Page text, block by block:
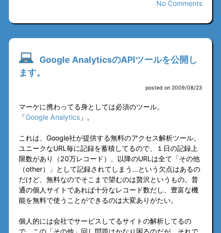
No Comments
Google AnalyticsのAPIツールを公開し
ます。
posted on 2009/08/23
マーケに携わってる身としては必須のツール。
「Google Analytics」。
これは、Google社が提供する無料のアクセス解析ツール。
ユニークなURL毎に記録を蓄積してるので、１日の記録上
限数があり（20万レコード）、以降のURLは全て「その他
（other）」として記録されてしまう…という欠点はあるの
だけど、無料なのでそこまで望むのは贅沢というもの。普
通の個人サイトであれば十分なレコード数だし、豊富な機
能を無料で使うことができるのは大変ありがたい。
個人的には会社でサービスしてるサイトの解析してるの
で、この「その他」回し問題はかなり困るのだが、それで